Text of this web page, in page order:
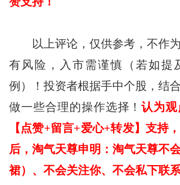
以上评论，仅供参考，不作为
有风险，入市需谨慎（若如提
例）！投资者根据手中个股，结
做一些合理的操作选择！认为
【点赞+留言+爱心+转发】支持
后，淘气天尊申明：淘气天尊不
裙）、不会关注你、不会私下联